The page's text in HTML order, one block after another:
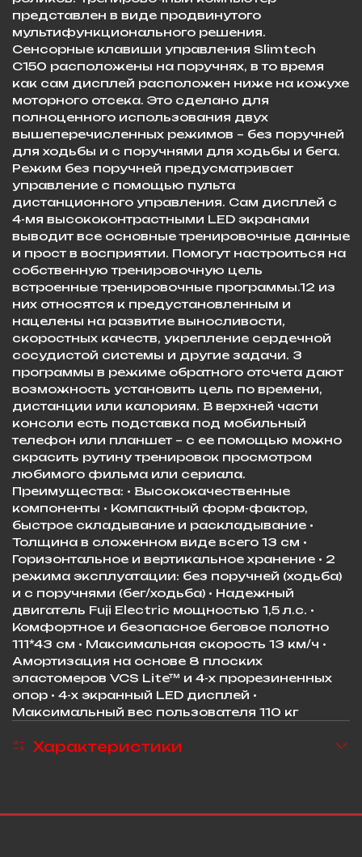
представлен в виде продвинутого
мультифункционального решения.
Сенсорные клавиши управления Slimtech
C150 расположены на поручнях, в то время
как сам дисплей расположен ниже на кожухе
моторного отсека. Это сделано для
полноценного использования двух
вышеперечисленных режимов – без поручней
для ходьбы и с поручнями для ходьбы и бега.
Режим без поручней предусматривает
управление с помощью пульта
дистанционного управления. Сам дисплей с
4-мя высококонтрастными LED экранами
выводит все основные тренировочные данные
и прост в восприятии. Помогут настроиться на
собственную тренировочную цель
встроенные тренировочные программы.12 из
них относятся к предустановленным и
нацелены на развитие выносливости,
скоростных качеств, укрепление сердечной
сосудистой системы и другие задачи. 3
программы в режиме обратного отсчета дают
возможность установить цель по времени,
дистанции или калориям. В верхней части
консоли есть подставка под мобильный
телефон или планшет – с ее помощью можно
скрасить рутину тренировок просмотром
любимого фильма или сериала.
Преимущества: • Высококачественные
компоненты • Компактный форм-фактор,
быстрое складывание и раскладывание •
Толщина в сложенном виде всего 13 см •
Горизонтальное и вертикальное хранение • 2
режима эксплуатации: без поручней (ходьба)
и с поручнями (бег/ходьба) • Надежный
двигатель Fuji Electric мощностью 1,5 л.с. •
Комфортное и безопасное беговое полотно
111*43 см • Максимальная скорость 13 км/ч •
Амортизация на основе 8 плоских
эластомеров VCS Lite™ и 4-х прорезиненных
опор • 4-х экранный LED дисплей •
Максимальный вес пользователя 110 кг
Характеристики